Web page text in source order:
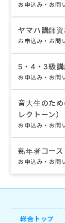
お申込み・お問
ヤマハ講師
お申込み・お問
5・4・3級講
お申込み・お問
音大生のた
レクトーン）
お申込み・お問
熟年者コース
お申込み・お問
総合トップ